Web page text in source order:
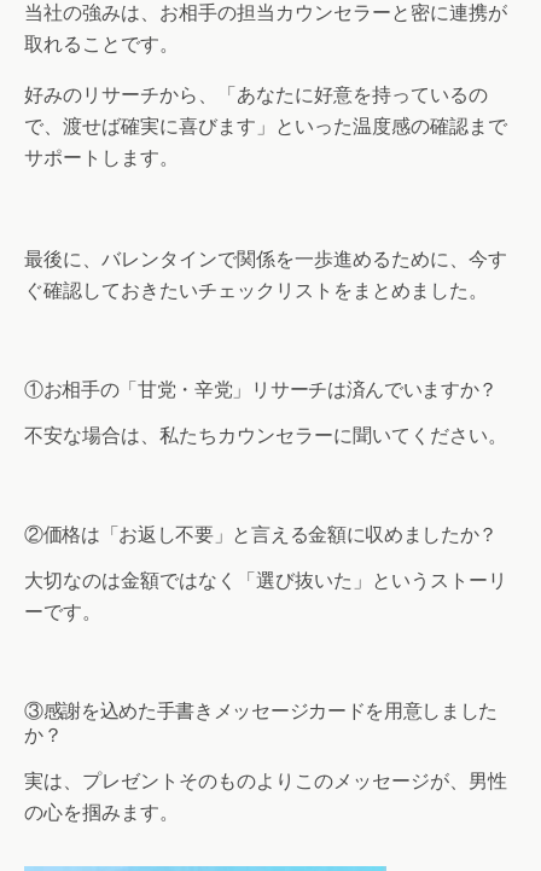
当社の強みは、お相手の担当カウンセラーと密に連携が
取れることです。
好みのリサーチから、「あなたに好意を持っているの
で、渡せば確実に喜びます」といった温度感の確認まで
サポートします。
最後に、バレンタインで関係を一歩進めるために、今す
ぐ確認しておきたいチェックリストをまとめました。
①お相手の「甘党・辛党」リサーチは済んでいますか？
不安な場合は、私たちカウンセラーに聞いてください。
②価格は「お返し不要」と言える金額に収めましたか？
大切なのは金額ではなく「選び抜いた」というストーリ
ーです。
③感謝を込めた手書きメッセージカードを用意しました
か？
実は、プレゼントそのものよりこのメッセージが、男性
の心を掴みます。